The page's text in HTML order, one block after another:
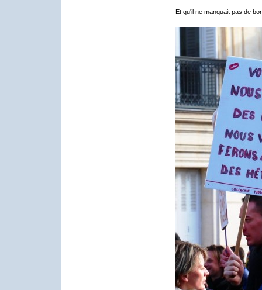
Et qu'il ne manquait pas de